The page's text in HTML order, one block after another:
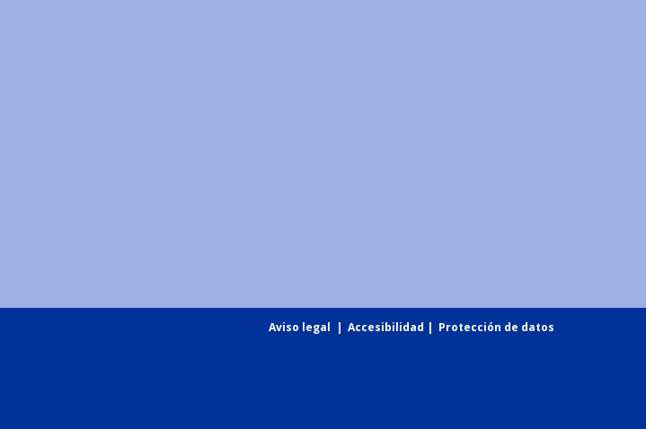
Aviso legal | Accesibilidad | Protección de datos